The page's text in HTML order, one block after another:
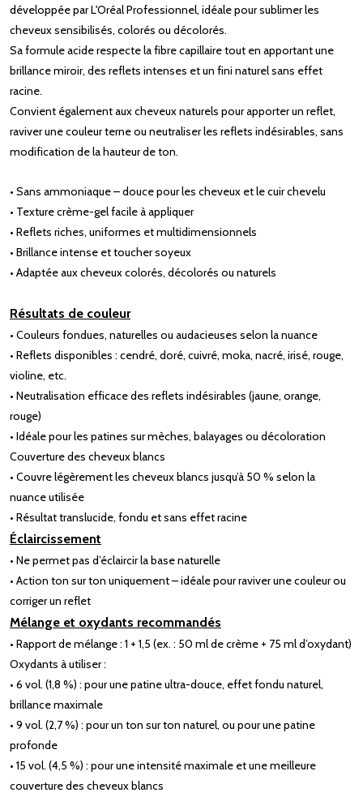
développée par L'Oréal Professionnel, idéale pour sublimer les
cheveux sensibilisés, colorés ou décolorés.
Sa formule acide respecte la fibre capillaire tout en apportant une
brillance miroir, des reflets intenses et un fini naturel sans effet
racine.
Convient également aux cheveux naturels pour apporter un reflet,
raviver une couleur terne ou neutraliser les reflets indésirables, sans
modification de la hauteur de ton.
• Sans ammoniaque – douce pour les cheveux et le cuir chevelu
• Texture crème-gel facile à appliquer
• Reflets riches, uniformes et multidimensionnels
• Brillance intense et toucher soyeux
• Adaptée aux cheveux colorés, décolorés ou naturels
Résultats de couleur
• Couleurs fondues, naturelles ou audacieuses selon la nuance
• Reflets disponibles : cendré, doré, cuivré, moka, nacré, irisé, rouge,
violine, etc.
• Neutralisation efficace des reflets indésirables (jaune, orange,
rouge)
• Idéale pour les patines sur mèches, balayages ou décoloration
Couverture des cheveux blancs
• Couvre légèrement les cheveux blancs jusqu’à 50 % selon la
nuance utilisée
• Résultat translucide, fondu et sans effet racine
Éclaircissement
• Ne permet pas d’éclaircir la base naturelle
• Action ton sur ton uniquement – idéale pour raviver une couleur ou
corriger un reflet
Mélange et oxydants recommandés
• Rapport de mélange : 1 + 1,5 (ex. : 50 ml de crème + 75 ml d’oxydant)
Oxydants à utiliser :
• 6 vol. (1,8 %) : pour une patine ultra-douce, effet fondu naturel,
brillance maximale
• 9 vol. (2,7 %) : pour un ton sur ton naturel, ou pour une patine
profonde
• 15 vol. (4,5 %) : pour une intensité maximale et une meilleure
couverture des cheveux blancs